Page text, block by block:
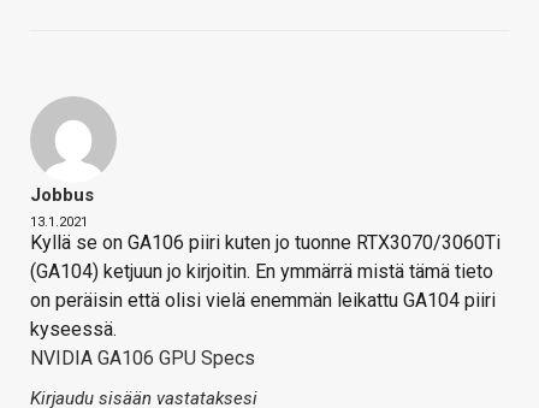
Jobbus
13.1.2021
Kyllä se on GA106 piiri kuten jo tuonne RTX3070/3060Ti
(GA104) ketjuun jo kirjoitin. En ymmärrä mistä tämä tieto
on peräisin että olisi vielä enemmän leikattu GA104 piiri
kyseessä.
NVIDIA GA106 GPU Specs
Kirjaudu sisään vastataksesi